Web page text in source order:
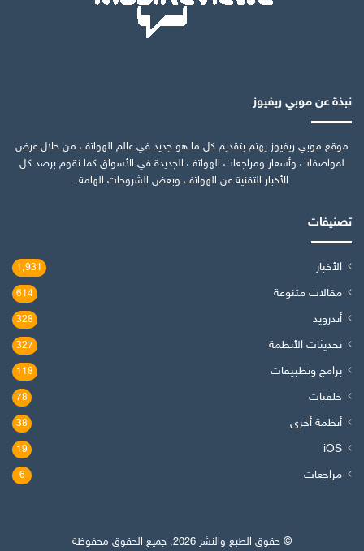
نبذة عن موبي ريفيوز
موقع موبي ريفيوز يهتم بتقديم كل ما هو جديد في عالم الهواتف من خلال عرض
لمواصفات وأسعار ومراجعات الهواتف الجديدة في الأسواق كما نقوم برصد كل
الأخبار التقنية عن الهواتف وبعض الشروحات الهامة.
تصنيفات
الأخبار 1٬931
مقالات متنوعة 614
أندرويد 328
تحديثات الأنظمة 327
برامج وتطبيقات 118
خلفيات 78
أنظمة أخرى 38
iOS
19
مراجعات 6
© حقوق الطبع والنشر 2026, جميع الحقوق محفوظة